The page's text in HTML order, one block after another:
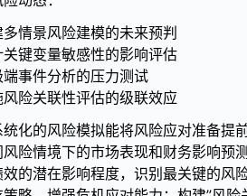
情景风险建模的未来预判
键变量敏感性的影响评估
事件分析的压力测试
险关联性评估的级联效应
化的风险模拟能将风险应对准备提
险情境下的市场表现和财务影响预
的潜在影响程度，识别最关键的风